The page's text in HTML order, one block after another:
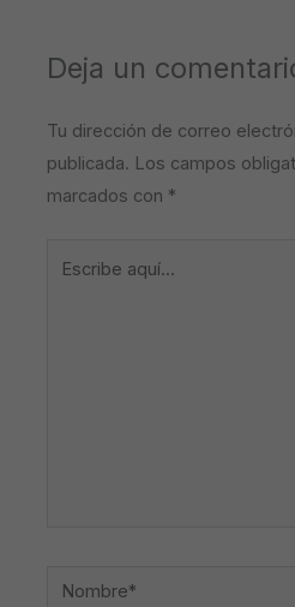
Deja un
Tu dirección de correo
publicada. Los campos
marcados con *
Nombre*